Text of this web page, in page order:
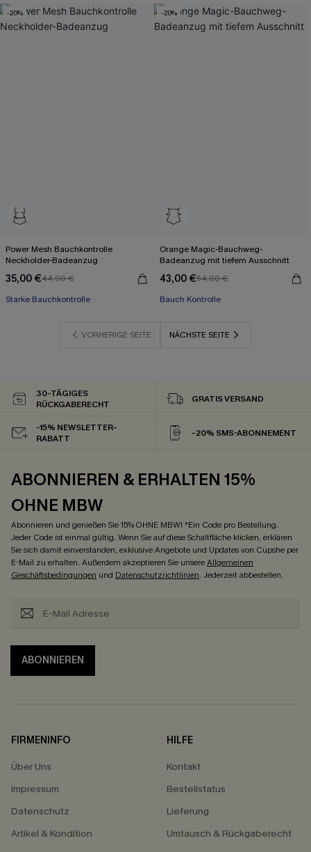
-20%
Power Mesh Bauchkontrolle
Neckholder-Badeanzug
35,00 €44,00 €
Starke Bauchkontrolle
-20%
Orange Magic-Bauchweg-
Badeanzug mit tiefem Ausschnitt
43,00 €54,00 €
Bauch Kontrolle
VORHERIGE SEITE NÄCHSTE SEITE
30-TÄGIGES
RÜCKGABERECHT
GRATIS VERSAND
-15% NEWSLETTER-
RABATT
-20% SMS-ABONNEMENT
ABONNIEREN & ERHALTEN 15%
OHNE MBW
Abonnieren und genießen Sie 15% OHNE MBW! *Ein Code pro Bestellung.
Jeder Code ist einmal gültig. Wenn Sie auf diese Schaltfläche klicken, erklären
Sie sich damit einverstanden, exklusive Angebote und Updates von Cupshe per
E-Mail zu erhalten. Außerdem akzeptieren Sie unsereAllgemeinen
Geschäftsbedingungen und Datenschutzrichtlinien. Jederzeit abbestellen.
ABONNIEREN
FIRMENINFO
Über Uns
Impressum
Datenschutz
Artikel & Kondition
HILFE
Kontakt
Bestellstatus
Lieferung
Umtausch & Rückgaberecht